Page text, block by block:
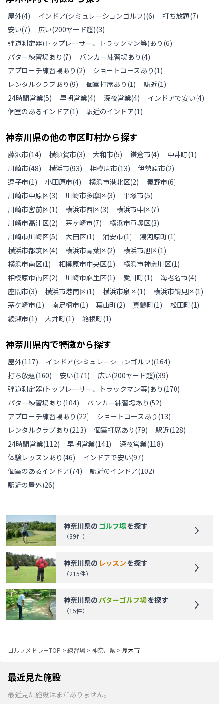
屋外(4) インドア(シミュレーションゴルフ)(6) 打ち放題(7)
安い(7) 広い(200ヤード超)(3)
弾道測定器(トップレーサー、トラックマン等)あり (6)
パター練習場あり (7) バンカー練習場あり (4)
アプローチ練習場あり (2) ショートコースあり (1)
レンタルクラブあり (9) 個室打席あり (1) 駅近(1)
24時間営業(5) 早朝営業(4) 深夜営業(4) インドアで安い(4)
個室のあるインドア(1) 駅近のインドア(1)
神奈川県の他の市区町村から探す
藤沢市(14) 横須賀市(3) 大和市(5) 鎌倉市(4) 中井町(1)
川崎市(48) 横浜市(93) 相模原市(13) 伊勢原市(2)
逗子市(1) 小田原市(4) 横浜市港北区(2) 秦野市(6)
川崎市中原区(3) 川崎市多摩区(3) 平塚市(5)
川崎市宮前区(1) 横浜市西区(3) 横浜市中区(7)
川崎市高津区(2) 茅ヶ崎市(7) 横浜市戸塚区(3)
川崎市川崎区(5) 大田区(1) 浦安市(1) 湯河原町(1)
横浜市都筑区(4) 横浜市青葉区(2) 横浜市旭区(1)
横浜市南区(1) 相模原市中央区(1) 横浜市神奈川区(1)
相模原市南区(2) 川崎市麻生区(1) 愛川町(1) 海老名市(4)
座間市(3) 横浜市港南区(1) 横浜市泉区(1) 横浜市鶴見区(1)
茅ケ崎市(1) 南足柄市(1) 葉山町(2) 真鶴町(1) 松田町(1)
綾瀬市(1) 大井町(1) 箱根町(1)
神奈川県内で特徴から探す
屋外(117) インドア(シミュレーションゴルフ)(164)
打ち放題(160) 安い(171) 広い(200ヤード超)(39)
弾道測定器(トップレーサー、トラックマン等)あり (170)
パター練習場あり (104) バンカー練習場あり (52)
アプローチ練習場あり (22) ショートコースあり (13)
レンタルクラブあり (213) 個室打席あり (79) 駅近(128)
24時間営業(112) 早朝営業(141) 深夜営業(118)
体験レッスンあり (46) インドアで安い(97)
個室のあるインドア(74) 駅近のインドア(102)
駅近の屋外(26)
神奈川県の ゴルフ場を探す
（39件）
神奈川県の レッスンを探す
（215件）
神奈川県のパターゴルフ場を探す
（15件）
ゴルフメドレーTOP > 練習場 > 神奈川県 > 厚木市
最近見た施設
最近見た施設はまだありません。